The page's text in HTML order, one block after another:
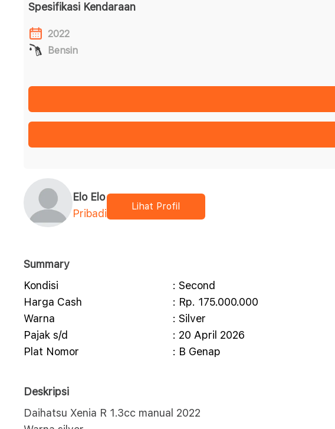
Spesifikasi Kendaraan
2022
Bensin
Elo Elo
Pribadi
Lihat Profil
Summary
Kondisi
: Second
Harga Cash
: Rp. 175.000.000
Warna
: Silver
Pajak s/d
: 20 April 2026
Plat Nomor
: B Genap
Deskripsi
Daihatsu Xenia R 1.3cc manual 2022